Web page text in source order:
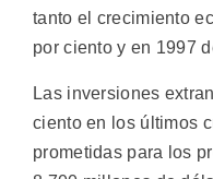
tanto el crecimiento
por ciento y en 1997
Las inversiones
ciento en los últimos
prometidas para los